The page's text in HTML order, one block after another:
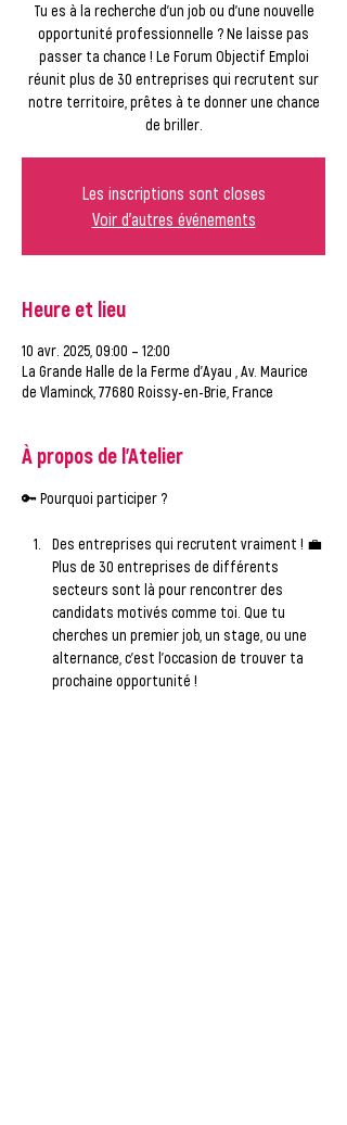
Tu es à la recherche d'un job ou d'une nouvelle
opportunité professionnelle ? Ne laisse pas
passer ta chance ! Le Forum Objectif Emploi
réunit plus de 30 entreprises qui recrutent sur
notre territoire, prêtes à te donner une chance
de briller.
Les inscriptions sont closes
Voir d'autres événements
Heure et lieu
10 avr. 2025, 09:00 – 12:00
La Grande Halle de la Ferme d'Ayau , Av. Maurice
de Vlaminck, 77680 Roissy-en-Brie, France
À propos de l'Atelier
🔑 Pourquoi participer ?
Des entreprises qui recrutent vraiment ! 💼
Plus de 30 entreprises de différents
secteurs sont là pour rencontrer des
candidats motivés comme toi. Que tu
cherches un premier job, un stage, ou une
alternance, c’est l’occasion de trouver ta
prochaine opportunité !